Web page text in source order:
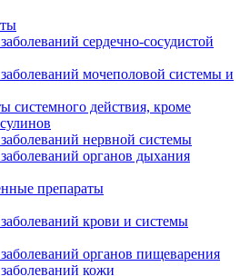
сердечно-сосудистой
мочеполовой системы и
системного действия, кроме
нервной системы
органов дыхания
препараты
крови и системы
органов пищеварения
кожи